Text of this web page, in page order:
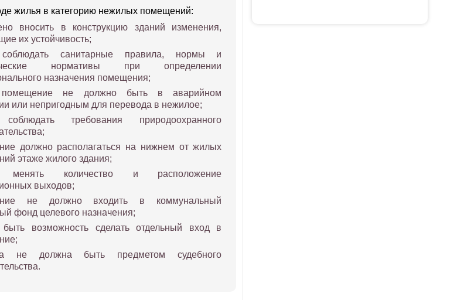
жилья в категорию нежилых помещений:
вносить в конструкцию зданий изменения,
их устойчивость;
санитарные правила, нормы и
нормативы при определении
назначения помещения;
не должно быть в аварийном
или непригодным для перевода в нежилое;
требования природоохранного
должно располагаться на нижнем от жилых
этаже жилого здания;
менять количество и расположение
выходов;
не должно входить в коммунальный
фонд целевого назначения;
возможность сделать отдельный вход в
не должна быть предметом судебного